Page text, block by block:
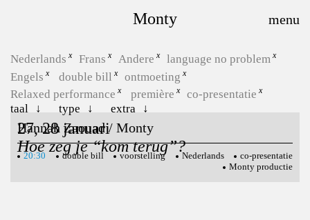
Monty
Nederlands Frans Andere
language no problem
Engels
double bill
ontmoeting
Relaxed performance
première
co-presentatie
taal
type extra
27, 28 januari
Hoe zeg je “kom terug”?
Hannah Zaouad / Monty
20:30 double bill voorstelling Nederlands
co-presentatie
Monty productie